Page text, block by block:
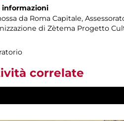
informazioni
da Roma Capitale,
di Zètema Progetto
correlate